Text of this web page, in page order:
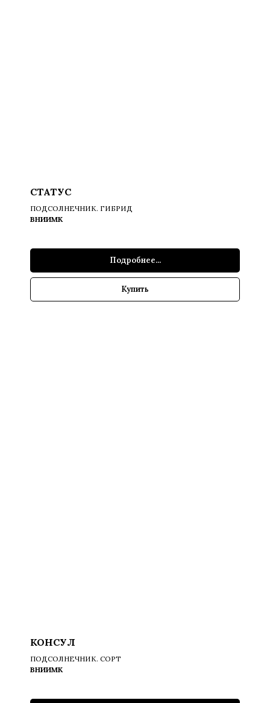
СТАТУС
ПОДСОЛНЕЧНИК. ГИБРИД
ВНИИМК
Подробнее...
Купить
КОНСУЛ
ПОДСОЛНЕЧНИК. СОРТ
ВНИИМК